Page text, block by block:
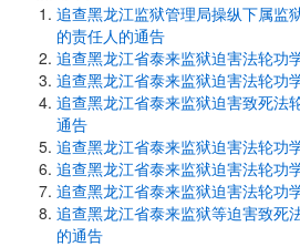
追查黑龙江监狱管理局操纵下属监
的责任人的通告
追查黑龙江省泰来监狱迫害法轮功
追查黑龙江省泰来监狱迫害法轮功
追查黑龙江省泰来监狱迫害致死法
通告
追查黑龙江省泰来监狱迫害法轮功
追查黑龙江省泰来监狱迫害法轮功
追查黑龙江省泰来监狱迫害法轮功
追查黑龙江省泰来监狱等迫害致死
的通告